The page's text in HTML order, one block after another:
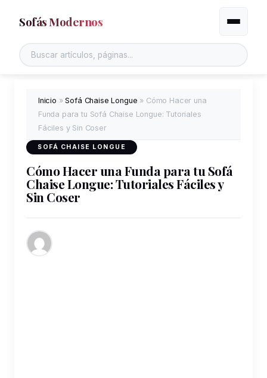
Sofás Modernos Alternar
Inicio »Sofá Chaise Longue » Cómo Hacer una
Funda para tu Sofá Chaise Longue: Tutoriales
Fáciles y Sin Coser
SOFÁ CHAISE LONGUE
Cómo Hacer una Funda para tu Sofá
Chaise Longue: Tutoriales Fáciles y
Sin Coser